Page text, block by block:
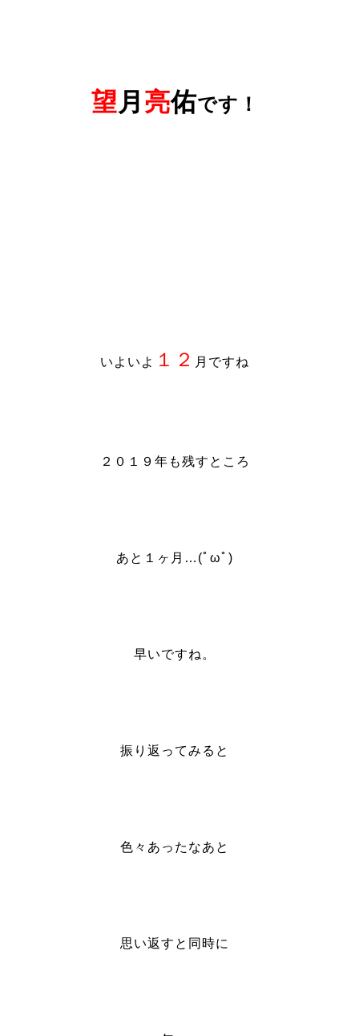
望月 亮佑です！
いよいよ １２ 月ですね
２０１９年も残すところ
あと１ヶ月…(ﾟωﾟ)
早いですね。
振り返ってみると
色々あったなあと
思い返すと同時に